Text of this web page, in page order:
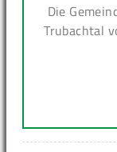
Die
Trubachtal